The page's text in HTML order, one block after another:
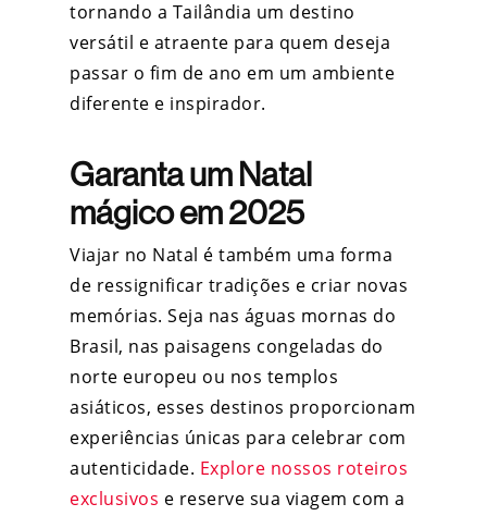
tornando a Tailândia um destino
versátil e atraente para quem deseja
passar o fim de ano em um ambiente
diferente e inspirador.
Garanta um Natal
mágico em 2025
Viajar no Natal é também uma forma
de ressignificar tradições e criar novas
memórias. Seja nas águas mornas do
Brasil, nas paisagens congeladas do
norte europeu ou nos templos
asiáticos, esses destinos proporcionam
experiências únicas para celebrar com
autenticidade. Explore nossos roteiros
exclusivos e reserve sua viagem com a